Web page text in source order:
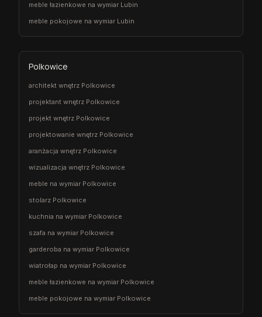
meble łazienkowe na wymiar Lubin
meble pokojowe na wymiar Lubin
Polkowice
architekt wnętrz Polkowice
projektant wnętrz Polkowice
projekt wnętrz Polkowice
projektowanie wnętrz Polkowice
aranżacja wnętrz Polkowice
wizualizacja wnętrz Polkowice
meble na wymiar Polkowice
stolarz Polkowice
kuchnia na wymiar Polkowice
szafa na wymiar Polkowice
garderoba na wymiar Polkowice
wiatrołap na wymiar Polkowice
meble łazienkowe na wymiar Polkowice
meble pokojowe na wymiar Polkowice